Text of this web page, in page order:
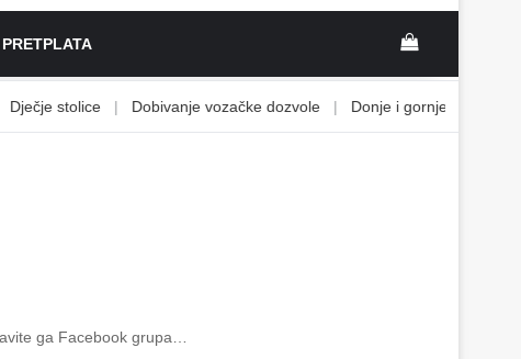
PRETPLATA View your
stolice | Dobivanje vozačke dozvole | Donje i gornje ograničenje
ga Facebook grupa…